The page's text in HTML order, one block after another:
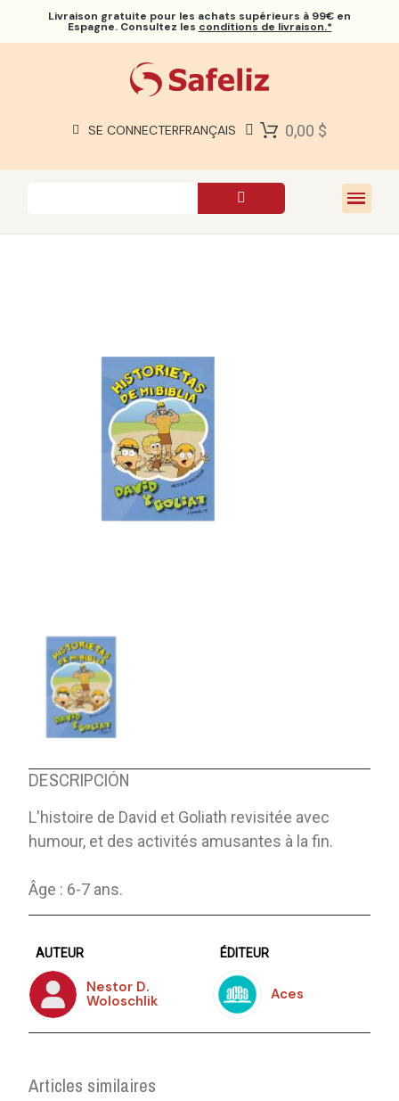
Livraison gratuite pour les achats supérieurs à 99€ en
Espagne. Consultez les conditions de livraison.*
SE CONNECTERFRANÇAIS 0,00 $
À PROPOS DE NOUS
DESCRIPCIÓN
L'histoire de David et Goliath revisitée avec
humour, et des activités amusantes à la fin.
Âge : 6-7 ans.
AUTEUR
Nestor D.
Woloschlik
ÉDITEUR
Aces
Articles similaires